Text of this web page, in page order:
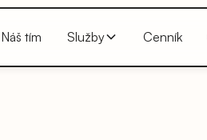
Náš tím Služby Cenník